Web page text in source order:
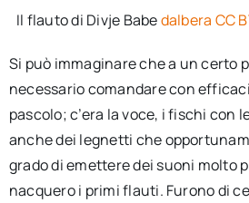
Il flauto di Divje Babedalbera CC
Si può immaginare che a un certo
necessario comandare con
pascolo; c’era la voce, i fischi con
anche dei legnetti che
grado di emettere dei suoni molto
nacquero i primi flauti. Furono di